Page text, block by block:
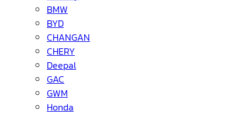
BMW
BYD
CHANGAN
CHERY
Deepal
GAC
GWM
Honda